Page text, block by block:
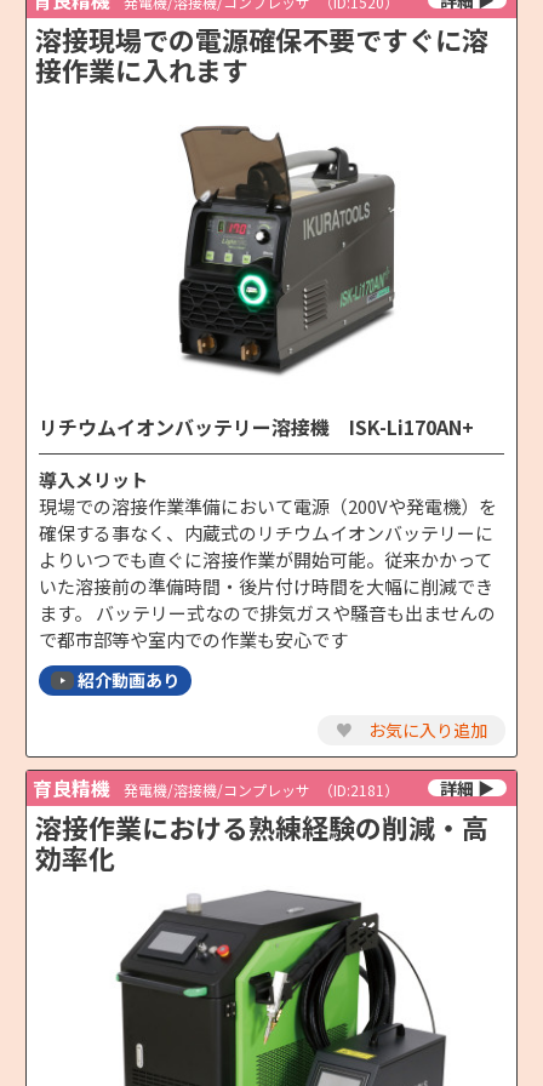
溶接現場での電源確保不要ですぐに溶
接作業に入れます
リチウムイオンバッテリー溶接機 ISK-Li170AN+
導入メリット
現場での溶接作業準備において電源（200Vや発電機）を
確保する事なく、内蔵式のリチウムイオンバッテリーに
よりいつでも直ぐに溶接作業が開始可能。従来かかって
いた溶接前の準備時間・後片付け時間を大幅に削減でき
ます。 バッテリー式なので排気ガスや騒音も出ませんの
で都市部等や室内での作業も安心です
紹介動画あり
♥ お気に入り追加
育良精機 発電機/溶接機/コンプレッサ （ID:2181）
溶接作業における熟練経験の削減・高
効率化